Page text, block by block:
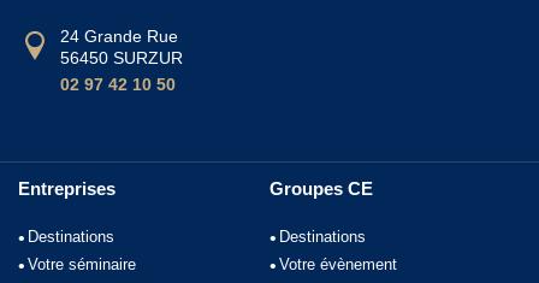
24 Grande Rue
56450 SURZUR
02 97 42 10 50
Entreprises
Destinations
Votre séminaire
Groupes CE
Destinations
Votre évènement